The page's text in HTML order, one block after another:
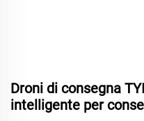
Droni di consegna
intelligente per